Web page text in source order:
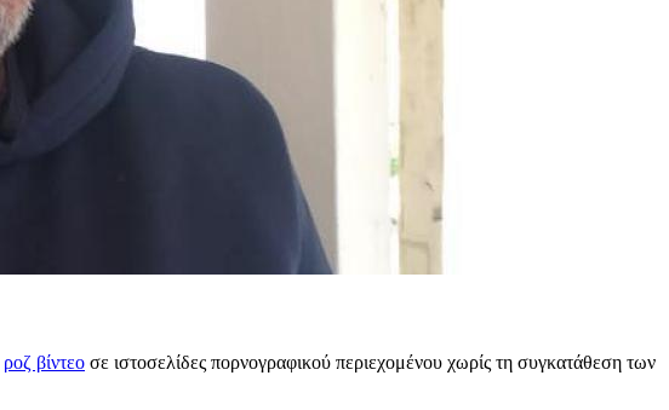
ροζ βίντεο σε ιστοσελίδες πορνογραφικού περιεχομένου χωρίς τη συγκατάθεση των